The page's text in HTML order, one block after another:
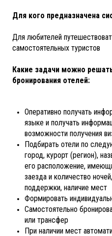
Для кого предназначена
Для любителей
самостоятельных туристов
Какие задачи можно
бронирования отелей:
Оперативно получать
языке и получать
возможности получения
Подбирать отели по
город, курорт (регион),
его расположение,
заезда и количество
поддержки, наличие мест
Формировать
Самостоятельно
или трансфер
При наличии мест